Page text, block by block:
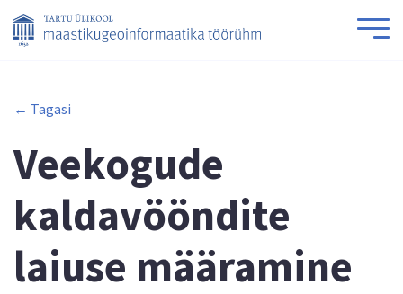
← Tagasi
Veekogude
kaldavööndite
laiuse määramine